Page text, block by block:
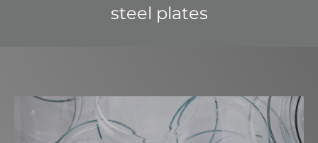
steel plates